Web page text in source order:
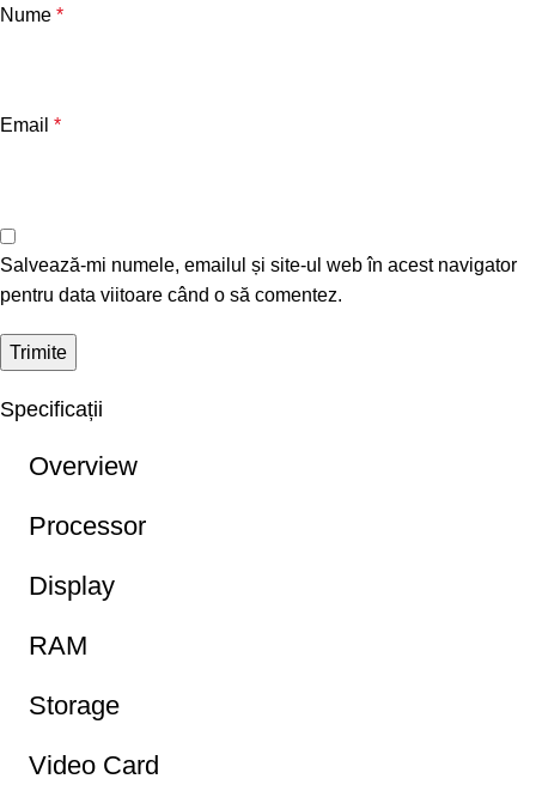
Nume *
Email *
Salvează-mi numele, emailul și site-ul web în acest navigator
pentru data viitoare când o să comentez.
Specificații
Overview
Processor
Display
RAM
Storage
Video Card